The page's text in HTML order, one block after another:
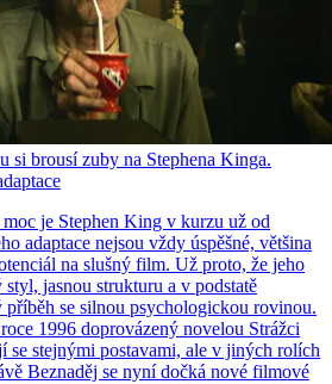
si brousí zuby na Stephena Kinga.
je Stephen King v kurzu už od
adaptace nejsou vždy úspěšné, většina
na slušný film. Už proto, že jeho
jasnou strukturu a v podstatě
příběh se silnou psychologickou rovinou.
1996 doprovázený novelou Strážci
se stejnými postavami, ale v jiných rolích
Beznaděj se nyní dočká nové filmové